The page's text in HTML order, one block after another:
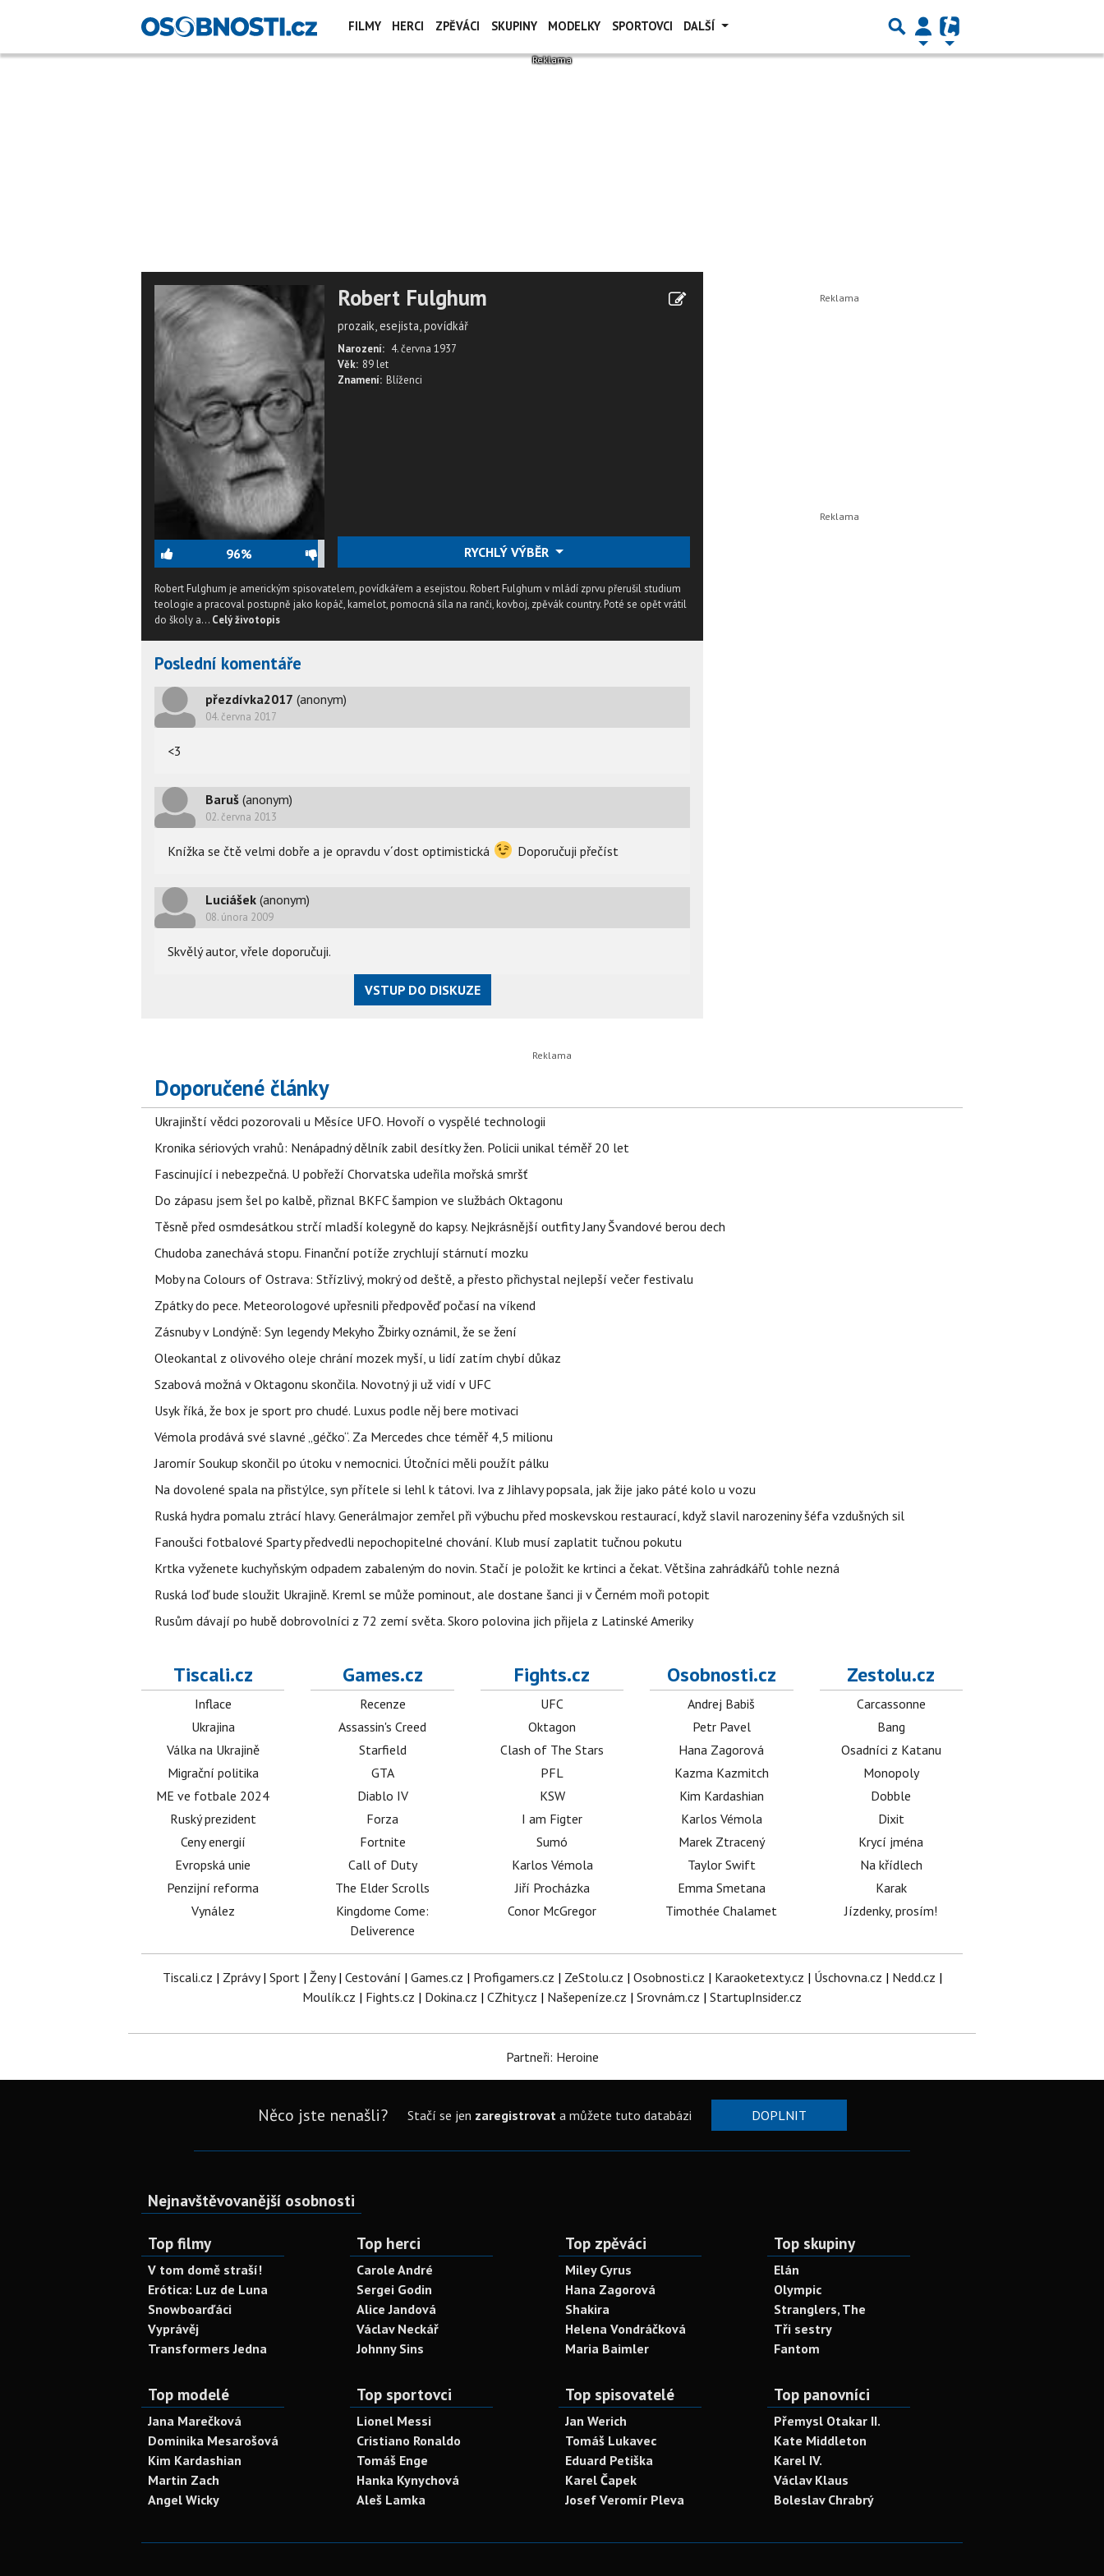
FILMY HERCI ZPĚVÁCI SKUPINY MODELKY SPORTOVCI DALŠÍ
96%
Robert Fulghum
prozaik, esejista, povídkář
Narození: 4. června 1937
Věk: 89 let
Znamení: Blíženci
RYCHLÝ VÝBĚR
Robert Fulghum je americkým spisovatelem, povídkářem a esejistou. Robert Fulghum v mládí zprvu přerušil studium
teologie a pracoval postupně jako kopáč, kamelot, pomocná síla na ranči, kovboj, zpěvák country. Poté se opět vrátil
do školy a... Celý životopis
Poslední komentáře
přezdívka2017 (anonym)
04. června 2017
<3
Baruš (anonym)
02. června 2013
Knížka se čtě velmi dobře a je opravdu v´dost optimistická Doporučuji přečíst
Luciášek (anonym)
08. února 2009
Skvělý autor, vřele doporučuji.
VSTUP DO DISKUZE
Doporučené články
Ukrajinští vědci pozorovali u Měsíce UFO. Hovoří o vyspělé technologii
Kronika sériových vrahů: Nenápadný dělník zabil desítky žen. Policii unikal téměř 20 let
Fascinující i nebezpečná. U pobřeží Chorvatska udeřila mořská smršť
Do zápasu jsem šel po kalbě, přiznal BKFC šampion ve službách Oktagonu
Těsně před osmdesátkou strčí mladší kolegyně do kapsy. Nejkrásnější outfity Jany Švandové berou dech
Chudoba zanechává stopu. Finanční potíže zrychlují stárnutí mozku
Moby na Colours of Ostrava: Střízlivý, mokrý od deště, a přesto přichystal nejlepší večer festivalu
Zpátky do pece. Meteorologové upřesnili předpověď počasí na víkend
Zásnuby v Londýně: Syn legendy Mekyho Žbirky oznámil, že se žení
Oleokantal z olivového oleje chrání mozek myší, u lidí zatím chybí důkaz
Szabová možná v Oktagonu skončila. Novotný ji už vidí v UFC
Usyk říká, že box je sport pro chudé. Luxus podle něj bere motivaci
Vémola prodává své slavné „géčko“. Za Mercedes chce téměř 4,5 milionu
Jaromír Soukup skončil po útoku v nemocnici. Útočníci měli použít pálku
Na dovolené spala na přistýlce, syn přítele si lehl k tátovi. Iva z Jihlavy popsala, jak žije jako páté kolo u vozu
Ruská hydra pomalu ztrácí hlavy. Generálmajor zemřel při výbuchu před moskevskou restaurací, když slavil narozeniny šéfa vzdušných sil
Fanoušci fotbalové Sparty předvedli nepochopitelné chování. Klub musí zaplatit tučnou pokutu
Krtka vyženete kuchyňským odpadem zabaleným do novin. Stačí je položit ke krtinci a čekat. Většina zahrádkářů tohle nezná
Ruská loď bude sloužit Ukrajině. Kreml se může pominout, ale dostane šanci ji v Černém moři potopit
Rusům dávají po hubě dobrovolníci z 72 zemí světa. Skoro polovina jich přijela z Latinské Ameriky
Tiscali.cz
Inflace
Ukrajina
Válka na Ukrajině
Migrační politika
ME ve fotbale 2024
Ruský prezident
Ceny energií
Evropská unie
Penzijní reforma
Vynález
Games.cz
Recenze
Assassin's Creed
Starfield
GTA
Diablo IV
Forza
Fortnite
Call of Duty
The Elder Scrolls
Kingdome Come:
Deliverence
Fights.cz
UFC
Oktagon
Clash of The Stars
PFL
KSW
I am Figter
Sumó
Karlos Vémola
Jiří Procházka
Conor McGregor
Osobnosti.cz
Andrej Babiš
Petr Pavel
Hana Zagorová
Kazma Kazmitch
Kim Kardashian
Karlos Vémola
Marek Ztracený
Taylor Swift
Emma Smetana
Timothée Chalamet
Zestolu.cz
Carcassonne
Bang
Osadníci z Katanu
Monopoly
Dobble
Dixit
Krycí jména
Na křídlech
Karak
Jízdenky, prosím!
Tiscali.cz | Zprávy| Sport| Ženy| Cestování | Games.cz | Profigamers.cz | ZeStolu.cz | Osobnosti.cz | Karaoketexty.cz | Úschovna.cz | Nedd.cz |
Moulík.cz | Fights.cz | Dokina.cz | CZhity.cz | Našepeníze.cz | Srovnám.cz | StartupInsider.cz
Partneři: Heroine
Něco jste nenašli? Stačí se jen zaregistrovata můžete tuto databázi DOPLNIT
Nejnavštěvovanější osobnosti
Top filmy
V tom domě straší!
Erótica: Luz de Luna
Snowboarďáci
Vyprávěj
Transformers Jedna
Top herci
Carole André
Sergei Godin
Alice Jandová
Václav Neckář
Johnny Sins
Top zpěváci
Miley Cyrus
Hana Zagorová
Shakira
Helena Vondráčková
Maria Baimler
Top skupiny
Elán
Olympic
Stranglers, The
Tři sestry
Fantom
Top modelé
Jana Marečková
Dominika Mesarošová
Kim Kardashian
Martin Zach
Angel Wicky
Top sportovci
Lionel Messi
Cristiano Ronaldo
Tomáš Enge
Hanka Kynychová
Aleš Lamka
Top spisovatelé
Jan Werich
Tomáš Lukavec
Eduard Petiška
Karel Čapek
Josef Veromír Pleva
Top panovníci
Přemysl Otakar II.
Kate Middleton
Karel IV.
Václav Klaus
Boleslav Chrabrý